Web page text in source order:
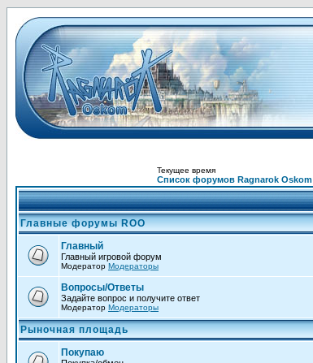
Текущее время
Список форумов Ragnarok Oskom
Главные форумы ROO
Главный
Главный игровой форум
Модератор Модераторы
Вопросы/Ответы
Задайте вопрос и получите ответ
Модератор Модераторы
Рыночная площадь
Покупаю